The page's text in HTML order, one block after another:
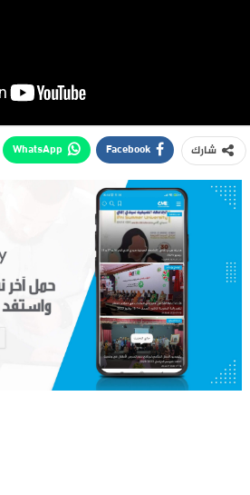
شارك Facebook
WhatsApp